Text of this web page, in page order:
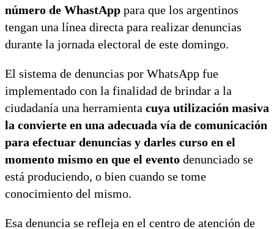
número de WhastApp para que los argentinos
tengan una línea directa para realizar denuncias
durante la jornada electoral de este domingo.
El sistema de denuncias por WhatsApp fue
implementado con la finalidad de brindar a la
ciudadanía una herramienta cuya utilización masiva
la convierte en una adecuada vía de comunicación
para efectuar denuncias y darles curso en el
momento mismo en que el evento denunciado se
está produciendo, o bien cuando se tome
conocimiento del mismo.
Esa denuncia se refleja en el centro de atención de